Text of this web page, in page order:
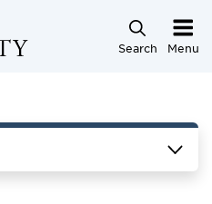
Search Menu